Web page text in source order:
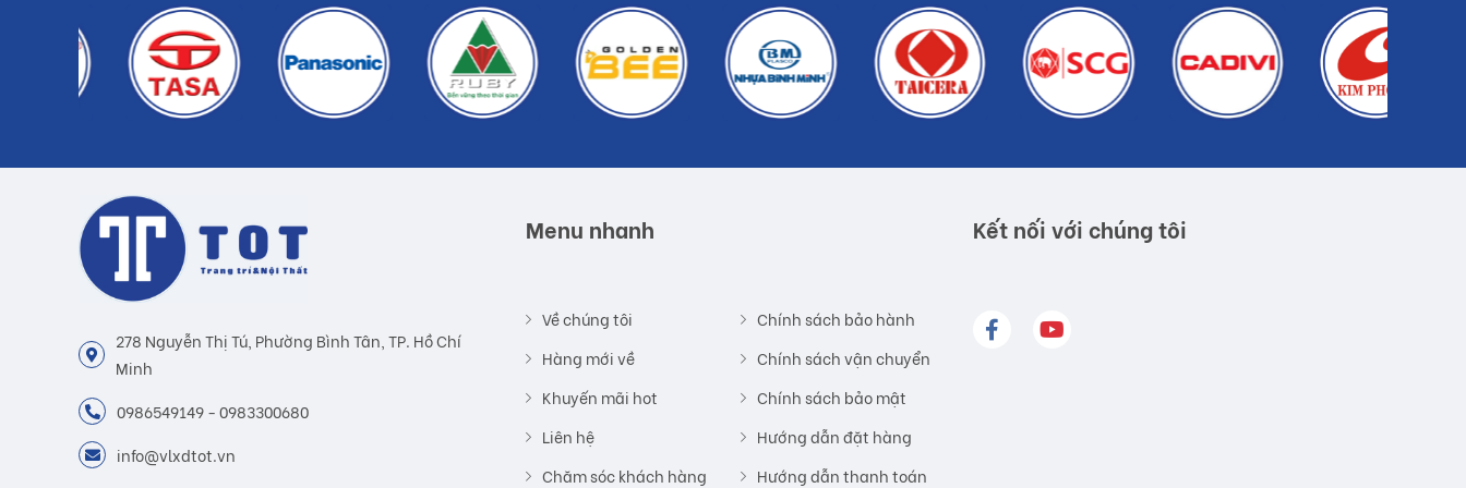
278 Nguyễn Thị Tú, Phường Bình Tân, TP. Hồ Chí
Minh
0986549149 - 0983300680
info@vlxdtot.vn
Menu nhanh
Về chúng tôi
Hàng mới về
Khuyến mãi hot
Liên hệ
Chăm sóc khách hàng
Chính sách bảo hành
Chính sách vận chuyển
Chính sách bảo mật
Hướng dẫn đặt hàng
Hướng dẫn thanh toán
Kết nối với chúng tôi